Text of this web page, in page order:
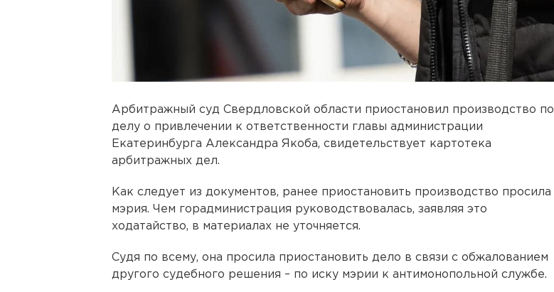
Арбитражный суд Свердловской области приостановил производство по
делу о привлечении к ответственности главы администрации
Екатеринбурга Александра Якоба, свидетельствует картотека
арбитражных дел.
Как следует из документов, ранее приостановить производство просила
мэрия. Чем горадминистрация руководствовалась, заявляя это
ходатайство, в материалах не уточняется.
Судя по всему, она просила приостановить дело в связи с обжалованием
другого судебного решения – по иску мэрии к антимонопольной службе.